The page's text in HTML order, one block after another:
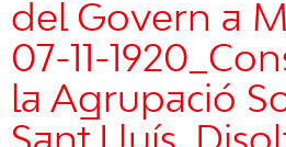
del Govern a
07-11-
la Agrupació